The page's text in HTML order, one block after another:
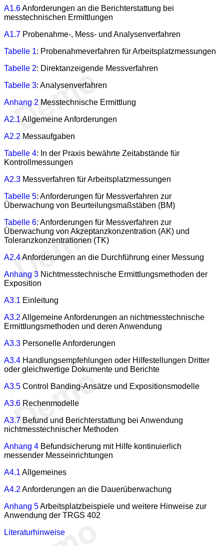
A1.6Anforderungen an die Berichterstattung bei
messtechnischen Ermittlungen
A1.7 Probenahme-, Mess- und Analysenverfahren
Tabelle 1: Probenahmeverfahren für Arbeitsplatzmessungen
Tabelle 2: Direktanzeigende Messverfahren
Tabelle 3: Analysenverfahren
Anhang 2 Messtechnische Ermittlung
A2.1 Allgemeine Anforderungen
A2.2 Messaufgaben
Tabelle 4: In der Praxis bewährte Zeitabstände für
Kontrollmessungen
A2.3 Messverfahren für Arbeitsplatzmessungen
Tabelle 5: Anforderungen für Messverfahren zur
Überwachung von Beurteilungsmaßstäben (BM)
Tabelle 6: Anforderungen für Messverfahren zur
Überwachung von Akzeptanzkonzentration (AK) und
Toleranzkonzentrationen (TK)
A2.4Anforderungen an die Durchführung einer Messung
Anhang 3 Nichtmesstechnische Ermittlungsmethoden der
Exposition
A3.1 Einleitung
A3.2 Allgemeine Anforderungen an nichtmesstechnische
Ermittlungsmethoden und deren Anwendung
A3.3 Personelle Anforderungen
A3.4 Handlungsempfehlungen oder Hilfestellungen Dritter
oder gleichwertige Dokumente und Berichte
A3.5 Control Banding-Ansätze und Expositionsmodelle
A3.6 Rechenmodelle
A3.7 Befund und Berichterstattung bei Anwendung
nichtmesstechnischer Methoden
Anhang 4 Befundsicherung mit Hilfe kontinuierlich
messender Messeinrichtungen
A4.1 Allgemeines
A4.2 Anforderungen an die Dauerüberwachung
Anhang 5Arbeitsplatzbeispiele und weitere Hinweise zur
Anwendung der TRGS 402
Literaturhinweise